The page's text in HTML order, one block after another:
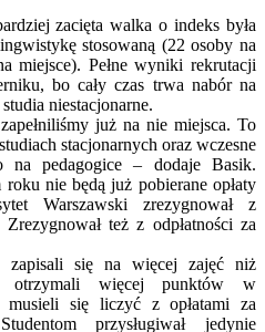
zacięta walka o indeks była
stosowaną (22 osoby na
miejsce). Pełne wyniki rekrutacji
bo cały czas trwa nabór na
niestacjonarne.
już na nie miejsca. To
stacjonarnych oraz wczesne
na pedagogice – dodaje Basik.
nie będą już pobierane opłaty
Warszawski zrezygnował z
też z odpłatności za
się na więcej zajęć niż
otrzymali więcej punktów w
musieli się liczyć z opłatami za
przysługiwał jedynie